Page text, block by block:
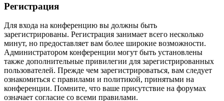
Регистрация
Для входа на конференцию вы должны быть
зарегистрированы. Регистрация занимает всего несколько
минут, но предоставляет вам более широкие возможности.
Администратором конференции могут быть установлены
также дополнительные привилегии для зарегистрированных
пользователей. Прежде чем зарегистрироваться, вам следует
ознакомиться с правилами и политикой, принятыми на
конференции. Помните, что ваше присутствие на форумах
означает согласие со всеми правилами.